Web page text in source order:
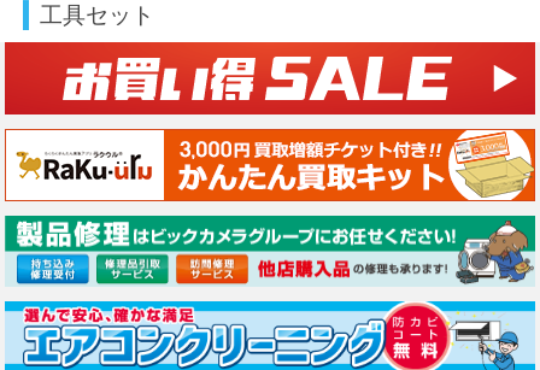
工具セット